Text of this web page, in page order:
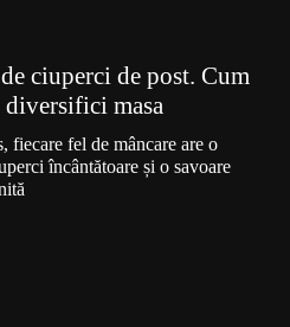
ciuperci de post. Cum
diversifici masa
fiecare fel de mâncare are o
încântătoare și o savoare